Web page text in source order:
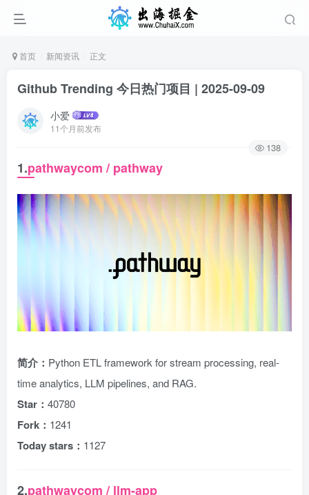
首页 新闻资讯 正文
Github Trending 今日热门项目 | 2025-09-09
小爱
11个月前发布
138
1.pathwaycom / pathway
简介： Python ETL framework for stream processing, real-
time analytics, LLM pipelines, and RAG.
Star： 40780
Fork： 1241
Today stars： 1127
2.pathwaycom / llm-app